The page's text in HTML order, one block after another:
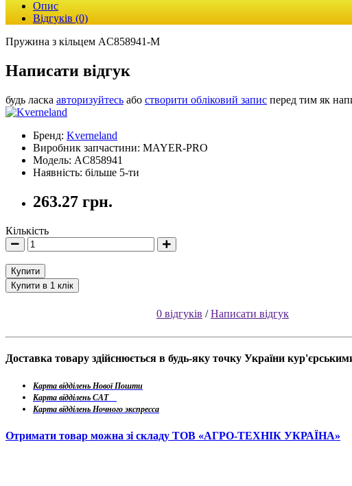
Опис
Відгуків (0)
Пружина з кільцем AC858941-M
Написати відгук
будь ласка авторизуйтесь або створити обліковий запис перед тим як
Бренд: Kverneland
Виробник запчастини: MAYER-PRO
Модель: AC858941
Наявність: більше 5-ти
263.27 грн.
Кількість
Купити
Купити в 1 клік
0 відгуків /Написати відгук
Доставка товару здійснюється в будь-яку точку України
Карта відділень Нової Пошти
Карта відділень САТ
Карта відділень Ночного экспресса
Отримати товар можна зі складу ТОВ «АГРО-ТЕХНІК УКРАЇНА»